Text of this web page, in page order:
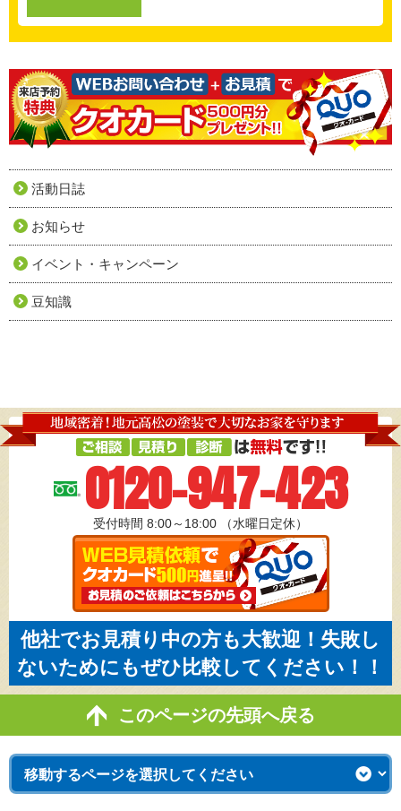
活動日誌
お知らせ
イベント・キャンペーン
豆知識
0120-947-423
受付時間 8:00～18:00 （水曜日定休）
他社でお見積り中の方も大歓迎！失敗し
ないためにもぜひ比較してください！！
このページの先頭へ戻る